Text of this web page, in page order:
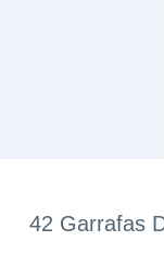
42 Garrafas